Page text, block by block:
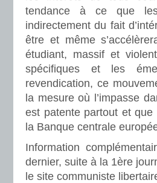
tendance à ce que les
indirectement du fait
être et même
étudiant, massif et
spécifiques et les
revendication, ce
la mesure où l’impasse
est patente partout et que
la Banque centrale
Information
dernier, suite à la 1ère
le site communiste